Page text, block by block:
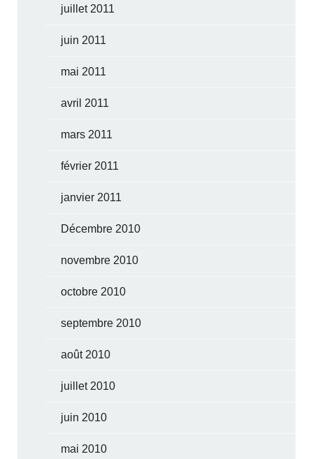
juillet 2011
juin 2011
mai 2011
avril 2011
mars 2011
février 2011
janvier 2011
Décembre 2010
novembre 2010
octobre 2010
septembre 2010
août 2010
juillet 2010
juin 2010
mai 2010